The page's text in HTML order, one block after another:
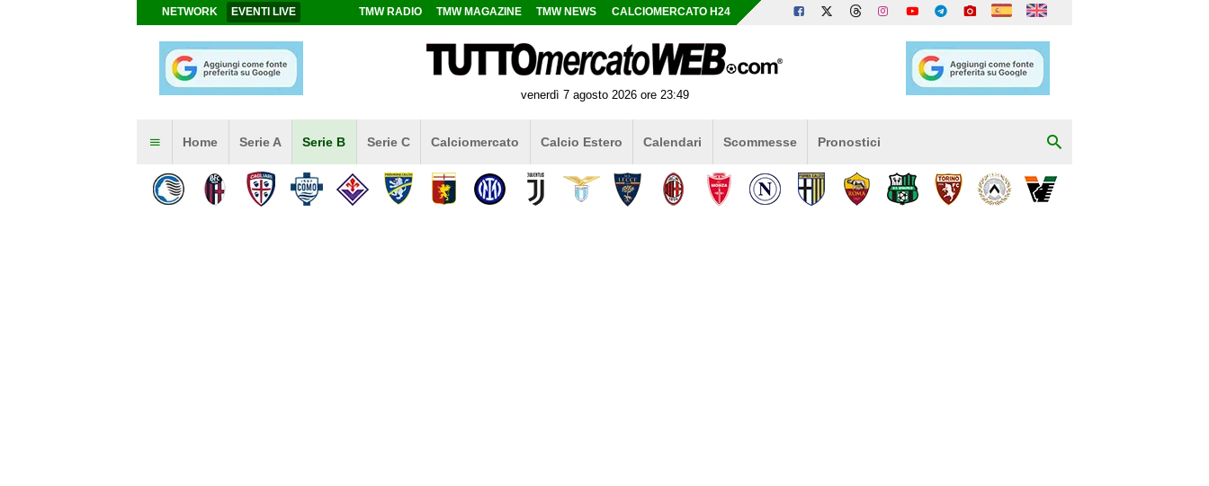
NETWORK EVENTI LIVE TMW RADIO TMW MAGAZINE TMW NEWS CALCIOMERCATO H24
venerdì 7 agosto 2026 ore 23:49
Home Serie A Serie B Serie C Calciomercato Calcio Estero Calendari Scommesse Pronostici